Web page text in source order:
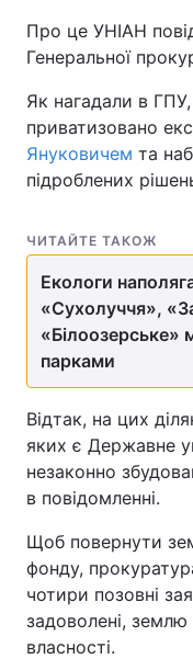
Про це УНІАН
Генеральної
Як нагадали в
приватизовано
Януковичем та
підроблених
ЧИТАЙТЕ ТАКОЖ
Екологи
«Сухолуччя»,
«Білоозерське»
парками
Відтак, на цих
яких є Державне
незаконно
в повідомленні.
Щоб повернути
фонду,
чотири позовні
задоволені,
власності.